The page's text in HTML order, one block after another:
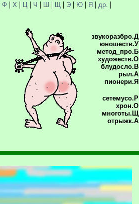
Ф | Х | Ц | Ч | Ш | Щ | Э| Ю| Я| др. |
звукоразбро.Д
юношеств.У
метод_про.Б
художеств.О
блудосло.В
рыл.А
пионери.Я
сетемусо.Р
хрон.О
многоты.Щ
отрыжк.А